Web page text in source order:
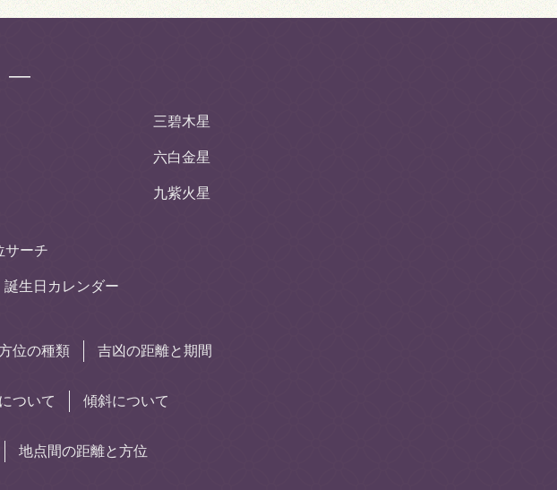
―
三碧木星
六白金星
九紫火星
サーチ
誕生日カレンダー
位の種類 吉凶の距離と期間
ついて 傾斜について
地点間の距離と方位